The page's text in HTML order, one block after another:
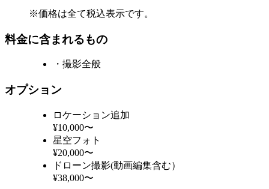
※価格は全て税込表示です。
料金に含まれるもの
・撮影全般
オプション
ロケーション追加
¥10,000〜
星空フォト
¥20,000〜
ドローン撮影(動画編集含む）
¥38,000〜